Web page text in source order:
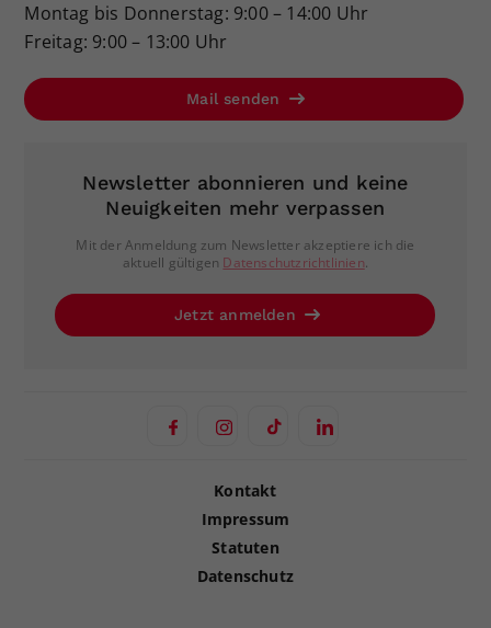
Montag bis Donnerstag: 9:00 – 14:00 Uhr
Freitag: 9:00 – 13:00 Uhr
Mail senden
Newsletter abonnieren und keine
Neuigkeiten mehr verpassen
Mit der Anmeldung zum Newsletter akzeptiere ich die
aktuell gültigen Datenschutzrichtlinien.
Jetzt anmelden
Kontakt
Impressum
Statuten
Datenschutz